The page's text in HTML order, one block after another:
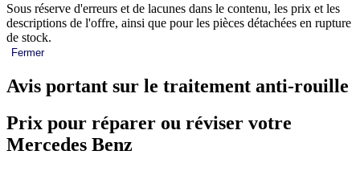
Sous réserve d'erreurs et de lacunes dans le contenu, les prix et les
descriptions de l'offre, ainsi que pour les pièces détachées en rupture
de stock.
Fermer
Avis portant sur le traitement anti-rouille
Prix pour réparer ou réviser votre
Mercedes Benz